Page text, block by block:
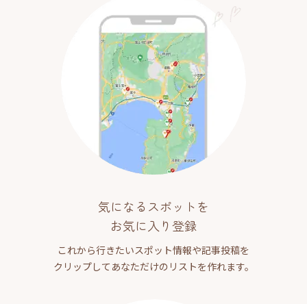
気になるスポットを
お気に入り登録
これから行きたいスポット情報や記事投稿を
クリップしてあなただけのリストを作れます。